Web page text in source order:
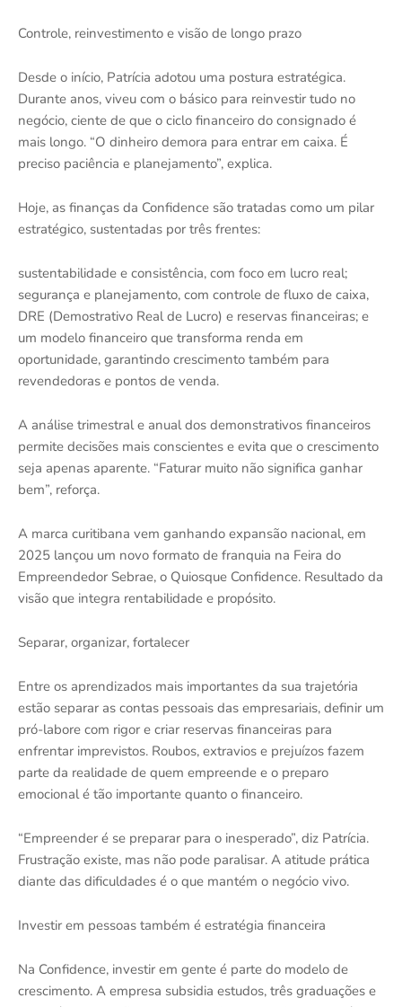
Controle, reinvestimento e visão de longo prazo
Desde o início, Patrícia adotou uma postura estratégica.
Durante anos, viveu com o básico para reinvestir tudo no
negócio, ciente de que o ciclo financeiro do consignado é
mais longo. “O dinheiro demora para entrar em caixa. É
preciso paciência e planejamento”, explica.
Hoje, as finanças da Confidence são tratadas como um pilar
estratégico, sustentadas por três frentes:
sustentabilidade e consistência, com foco em lucro real;
segurança e planejamento, com controle de fluxo de caixa,
DRE (Demostrativo Real de Lucro) e reservas financeiras; e
um modelo financeiro que transforma renda em
oportunidade, garantindo crescimento também para
revendedoras e pontos de venda.
A análise trimestral e anual dos demonstrativos financeiros
permite decisões mais conscientes e evita que o crescimento
seja apenas aparente. “Faturar muito não significa ganhar
bem”, reforça.
A marca curitibana vem ganhando expansão nacional, em
2025 lançou um novo formato de franquia na Feira do
Empreendedor Sebrae, o Quiosque Confidence. Resultado da
visão que integra rentabilidade e propósito.
Separar, organizar, fortalecer
Entre os aprendizados mais importantes da sua trajetória
estão separar as contas pessoais das empresariais, definir um
pró-labore com rigor e criar reservas financeiras para
enfrentar imprevistos. Roubos, extravios e prejuízos fazem
parte da realidade de quem empreende e o preparo
emocional é tão importante quanto o financeiro.
“Empreender é se preparar para o inesperado”, diz Patrícia.
Frustração existe, mas não pode paralisar. A atitude prática
diante das dificuldades é o que mantém o negócio vivo.
Investir em pessoas também é estratégia financeira
Na Confidence, investir em gente é parte do modelo de
crescimento. A empresa subsidia estudos, três graduações e